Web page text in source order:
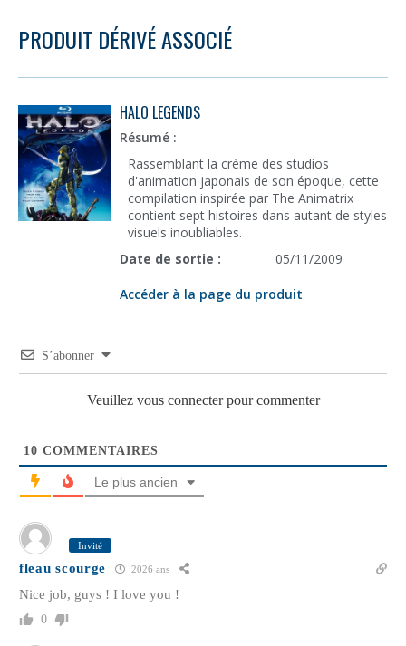
PRODUIT DÉRIVÉ ASSOCIÉ
HALO LEGENDS
Résumé :
Rassemblant la crème des studios
d'animation japonais de son époque, cette
compilation inspirée par The Animatrix
contient sept histoires dans autant de styles
visuels inoubliables.
Date de sortie :
05/11/2009
Accéder à la page du produit
S’abonner
Veuillez vous connecter pour commenter
10 COMMENTAIRES
Le plus ancien
Invité
fleau scourge 2026 ans
Nice job, guys ! I love you !
0